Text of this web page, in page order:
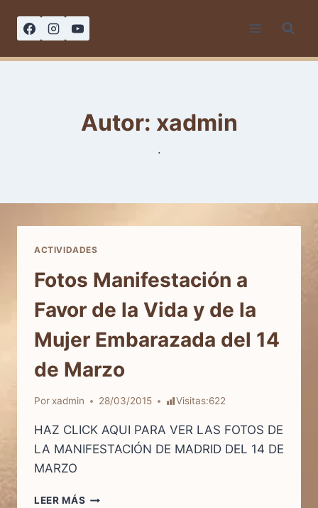
Autor: xadmin
.
ACTIVIDADES
Fotos Manifestación a
Favor de la Vida y de la
Mujer Embarazada del 14
de Marzo
Por xadmin 28/03/2015 Visitas:622
HAZ CLICK AQUI PARA VER LAS FOTOS DE
LA MANIFESTACIÓN DE MADRID DEL 14 DE
MARZO
LEER MÁS FOTOS